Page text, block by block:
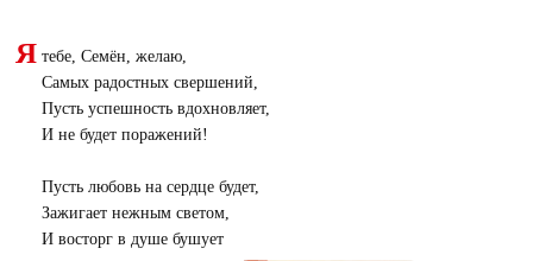
Я тебе, Семён, желаю,
Самых радостных свершений,
Пусть успешность вдохновляет,
И не будет поражений!
Пусть любовь на сердце будет,
Зажигает нежным светом,
И восторг в душе бушует